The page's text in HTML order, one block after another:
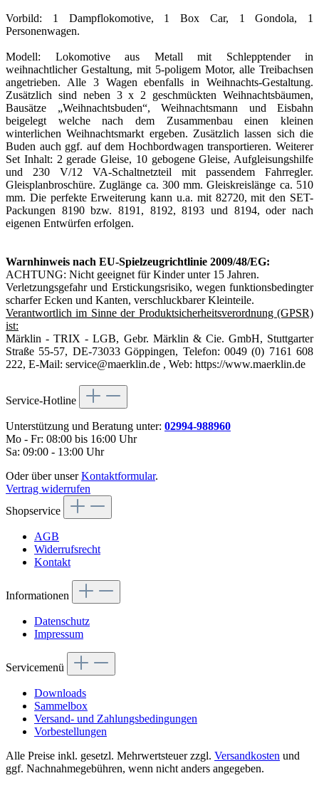
Vorbild: 1 Dampflokomotive, 1 Box Car, 1 Gondola, 1
Personenwagen.
Modell: Lokomotive aus Metall mit Schlepptender in
weihnachtlicher Gestaltung, mit 5-poligem Motor, alle Treibachsen
angetrieben. Alle 3 Wagen ebenfalls in Weihnachts-Gestaltung.
Zusätzlich sind neben 3 x 2 geschmückten Weihnachtsbäumen,
Bausätze „Weihnachtsbuden“, Weihnachtsmann und Eisbahn
beigelegt welche nach dem Zusammenbau einen kleinen
winterlichen Weihnachtsmarkt ergeben. Zusätzlich lassen sich die
Buden auch ggf. auf dem Hochbordwagen transportieren. Weiterer
Set Inhalt: 2 gerade Gleise, 10 gebogene Gleise, Aufgleisungshilfe
und 230 V/12 VA-Schaltnetzteil mit passendem Fahrregler.
Gleisplanbroschüre. Zuglänge ca. 300 mm. Gleiskreislänge ca. 510
mm. Die perfekte Erweiterung kann u.a. mit 82720, mit den SET-
Packungen 8190 bzw. 8191, 8192, 8193 und 8194, oder nach
eigenen Entwürfen erfolgen.
Warnhinweis nach EU-Spielzeugrichtlinie 2009/48/EG:
ACHTUNG: Nicht geeignet für Kinder unter 15 Jahren.
Verletzungsgefahr und Erstickungsrisiko, wegen funktionsbedingter
scharfer Ecken und Kanten, verschluckbarer Kleinteile.
Verantwortlich im Sinne der Produktsicherheitsverordnung (GPSR)
ist:
Märklin - TRIX - LGB, Gebr. Märklin & Cie. GmbH, Stuttgarter
Straße 55-57, DE-73033 Göppingen, Telefon: 0049 (0) 7161 608
222, E-Mail: service@maerklin.de , Web: https://www.maerklin.de
Service-Hotline
Unterstützung und Beratung unter: 02994-988960
Mo - Fr: 08:00 bis 16:00 Uhr
Sa: 09:00 - 13:00 Uhr
Oder über unserKontaktformular.
Vertrag widerrufen
Shopservice
AGB
Widerrufsrecht
Kontakt
Informationen
Datenschutz
Impressum
Servicemenü
Downloads
Sammelbox
Versand- und Zahlungsbedingungen
Vorbestellungen
Alle Preise inkl. gesetzl. Mehrwertsteuer zzgl. Versandkosten und
ggf. Nachnahmegebühren, wenn nicht anders angegeben.